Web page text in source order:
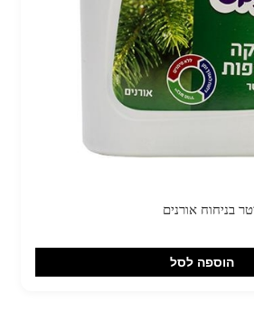
הוספה לסל